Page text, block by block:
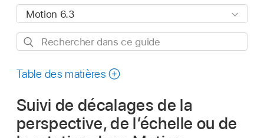
Rechercher
ce
Table des matières
Suivi de décalages de la
perspective, de l’échelle ou de